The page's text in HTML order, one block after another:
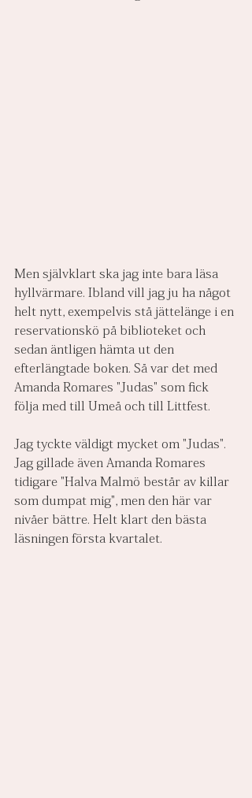
Men självklart ska jag inte bara läsa
hyllvärmare. Ibland vill jag ju ha något
helt nytt, exempelvis stå jättelänge i en
reservationskö på biblioteket och
sedan äntligen hämta ut den
efterlängtade boken. Så var det med
Amanda Romares "Judas" som fick
följa med till Umeå och till Littfest.
Jag tyckte väldigt mycket om "Judas".
Jag gillade även Amanda Romares
tidigare "Halva Malmö består av killar
som dumpat mig", men den här var
nivåer bättre. Helt klart den bästa
läsningen första kvartalet.